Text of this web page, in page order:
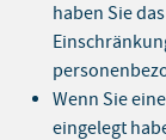
haben Sie
Wenn Sie
eingelegt